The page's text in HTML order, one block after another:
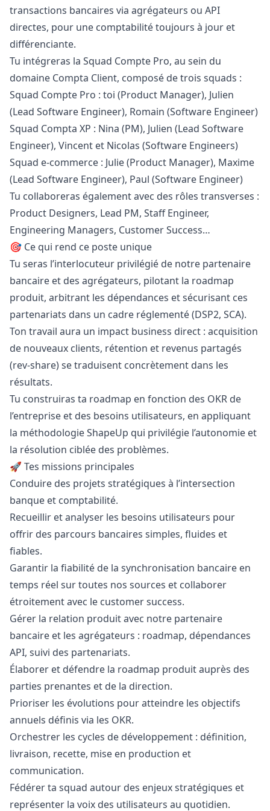
transactions bancaires via agrégateurs ou API
directes, pour une comptabilité toujours à jour et
différenciante.
Tu intégreras la Squad Compte Pro, au sein du
domaine Compta Client, composé de trois squads :
Squad Compte Pro : toi (Product Manager), Julien
(Lead Software Engineer), Romain (Software Engineer)
Squad Compta XP : Nina (PM), Julien (Lead Software
Engineer), Vincent et Nicolas (Software Engineers)
Squad e-commerce : Julie (Product Manager), Maxime
(Lead Software Engineer), Paul (Software Engineer)
Tu collaboreras également avec des rôles transverses :
Product Designers, Lead PM, Staff Engineer,
Engineering Managers, Customer Success…
🎯 Ce qui rend ce poste unique
Tu seras l’interlocuteur privilégié de notre partenaire
bancaire et des agrégateurs, pilotant la roadmap
produit, arbitrant les dépendances et sécurisant ces
partenariats dans un cadre réglementé (DSP2, SCA).
Ton travail aura un impact business direct : acquisition
de nouveaux clients, rétention et revenus partagés
(rev-share) se traduisent concrètement dans les
résultats.
Tu construiras ta roadmap en fonction des OKR de
l’entreprise et des besoins utilisateurs, en appliquant
la méthodologie ShapeUp qui privilégie l’autonomie et
la résolution ciblée des problèmes.
🚀 Tes missions principales
Conduire des projets stratégiques à l’intersection
banque et comptabilité.
Recueillir et analyser les besoins utilisateurs pour
offrir des parcours bancaires simples, fluides et
fiables.
Garantir la fiabilité de la synchronisation bancaire en
temps réel sur toutes nos sources et collaborer
étroitement avec le customer success.
Gérer la relation produit avec notre partenaire
bancaire et les agrégateurs : roadmap, dépendances
API, suivi des partenariats.
Élaborer et défendre la roadmap produit auprès des
parties prenantes et de la direction.
Prioriser les évolutions pour atteindre les objectifs
annuels définis via les OKR.
Orchestrer les cycles de développement : définition,
livraison, recette, mise en production et
communication.
Fédérer ta squad autour des enjeux stratégiques et
représenter la voix des utilisateurs au quotidien.